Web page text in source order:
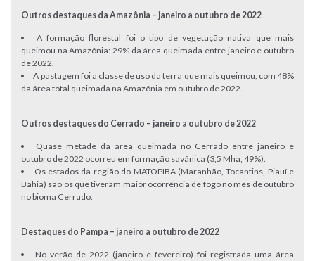
Outros destaques da Amazônia – janeiro a outubro de 2022
A formação florestal foi o tipo de vegetação nativa que mais
queimou na Amazônia: 29% da área queimada entre janeiro e outubro
de 2022.
A pastagem foi a classe de uso da terra que mais queimou, com 48%
da área total queimada na Amazônia em outubro de 2022.
Outros destaques do Cerrado – janeiro a outubro de 2022
Quase metade da área queimada no Cerrado entre janeiro e
outubro de 2022 ocorreu em formação savânica (3,5 Mha, 49%).
Os estados da região do MATOPIBA (Maranhão, Tocantins, Piauí e
Bahia) são os que tiveram maior ocorrência de fogo no mês de outubro
no bioma Cerrado.
Destaques do Pampa – janeiro a outubro de 2022
No verão de 2022 (janeiro e fevereiro) foi registrada uma área